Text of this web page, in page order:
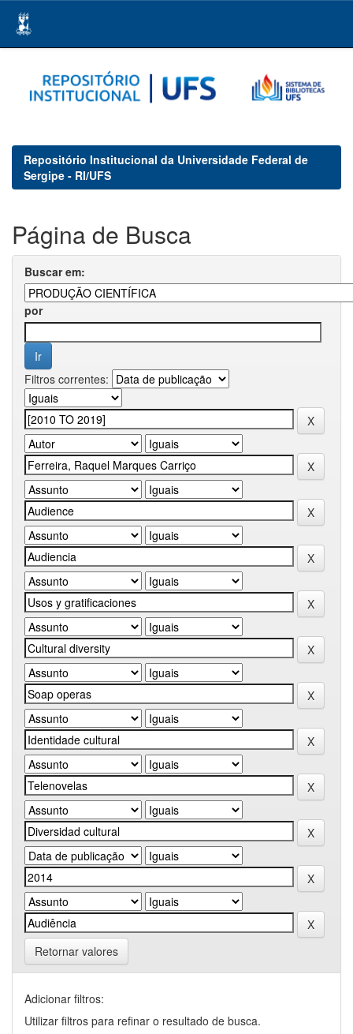
navigation
Repositório Institucional da Universidade Federal de
Sergipe - RI/UFS
Página de Busca
Buscar em:
por
Filtros correntes:
Retornar valores
Adicionar filtros:
Utilizar filtros para refinar o resultado de busca.